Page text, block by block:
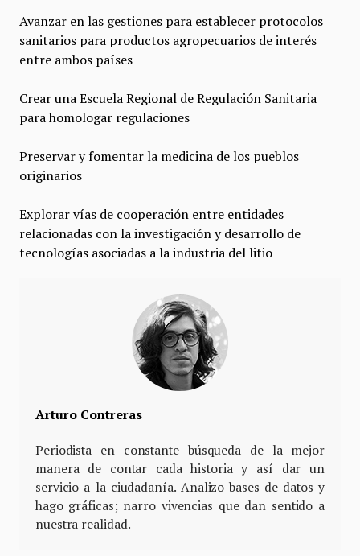
Avanzar en las gestiones para establecer protocolos
sanitarios para productos agropecuarios de interés
entre ambos países
Crear una Escuela Regional de Regulación Sanitaria
para homologar regulaciones
Preservar y fomentar la medicina de los pueblos
originarios
Explorar vías de cooperación entre entidades
relacionadas con la investigación y desarrollo de
tecnologías asociadas a la industria del litio
Arturo Contreras
Periodista en constante búsqueda de la mejor
manera de contar cada historia y así dar un
servicio a la ciudadanía. Analizo bases de datos y
hago gráficas; narro vivencias que dan sentido a
nuestra realidad.